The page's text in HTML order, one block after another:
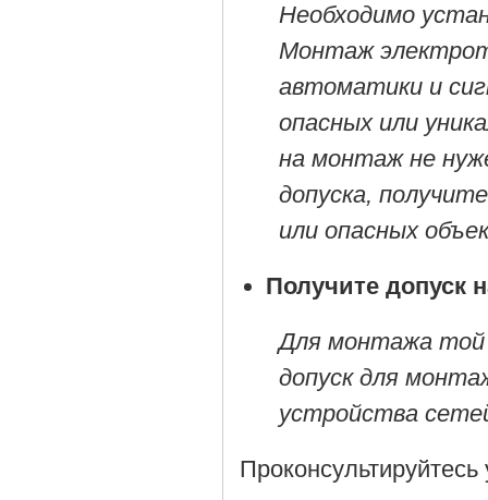
Необходимо
Монтаж
автоматики и
опасных или
на монтаж не
допуска,
или опасных
Получите допуск
Для монтажа той
допуск для
устройства